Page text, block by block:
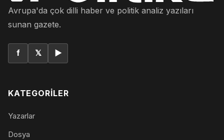
Avrupa'da çok dilli haber ve politik analiz yazıları
sunan gazete.
f 𝕏 ▶
KATEGORILER
Yazarlar
Dosya